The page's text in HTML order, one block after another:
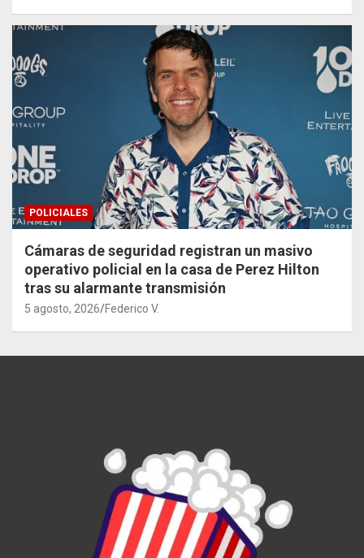
POLICIALES
Cámaras de seguridad registran un masivo
operativo policial en la casa de Perez Hilton
tras su alarmante transmisión
5 agosto, 2026 Federico V.